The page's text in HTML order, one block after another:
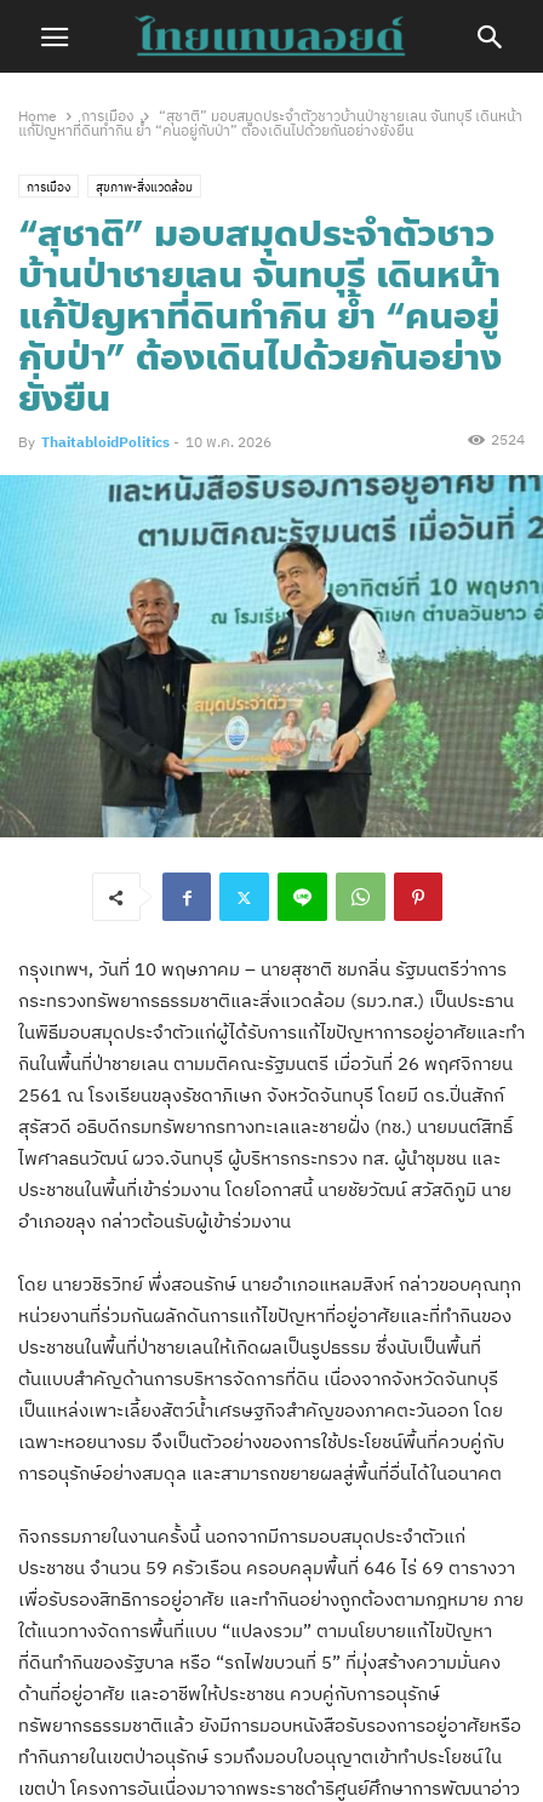
Home การเมือง
“สุชาติ” มอบสมุดประจำตัวชาวบ้านป่าชายเลน จันทบุรี เดินหน้า
แก้ปัญหาที่ดินทำกิน ย้ำ “คนอยู่กับป่า” ต้องเดินไปด้วยกันอย่างยั่งยืน
การเมือง สุขภาพ-สิ่งแวดล้อม
“สุชาติ” มอบสมุดประจำตัวชาว
บ้านป่าชายเลน จันทบุรี เดินหน้า
แก้ปัญหาที่ดินทำกิน ย้ำ “คนอยู่
กับป่า” ต้องเดินไปด้วยกันอย่าง
ยั่งยืน
By ThaitabloidPolitics - 10 พ.ค. 2026 2524
กรุงเทพฯ, วันที่ 10 พฤษภาคม – นายสุชาติ ชมกลิ่น รัฐมนตรีว่าการ
กระทรวงทรัพยากรธรรมชาติและสิ่งแวดล้อม (รมว.ทส.) เป็นประธาน
ในพิธีมอบสมุดประจำตัวแก่ผู้ได้รับการแก้ไขปัญหาการอยู่อาศัยและทำ
กินในพื้นที่ป่าชายเลน ตามมติคณะรัฐมนตรี เมื่อวันที่ 26 พฤศจิกายน
2561 ณ โรงเรียนขลุงรัชดาภิเษก จังหวัดจันทบุรี โดยมี ดร.ปิ่นสักก์
สุรัสวดี อธิบดีกรมทรัพยากรทางทะเลและชายฝั่ง (ทช.) นายมนต์สิทธิ์
ไพศาลธนวัฒน์ ผวจ.จันทบุรี ผู้บริหารกระทรวง ทส. ผู้นำชุมชน และ
ประชาชนในพื้นที่เข้าร่วมงาน โดยโอกาสนี้ นายชัยวัฒน์ สวัสดิภูมิ นาย
อำเภอขลุง กล่าวต้อนรับผู้เข้าร่วมงาน
โดย นายวชิรวิทย์ พึ่งสอนรักษ์ นายอำเภอแหลมสิงห์ กล่าวขอบคุณทุก
หน่วยงานที่ร่วมกันผลักดันการแก้ไขปัญหาที่อยู่อาศัยและที่ทำกินของ
ประชาชนในพื้นที่ป่าชายเลนให้เกิดผลเป็นรูปธรรม ซึ่งนับเป็นพื้นที่
ต้นแบบสำคัญด้านการบริหารจัดการที่ดิน เนื่องจากจังหวัดจันทบุรี
เป็นแหล่งเพาะเลี้ยงสัตว์น้ำเศรษฐกิจสำคัญของภาคตะวันออก โดย
เฉพาะหอยนางรม จึงเป็นตัวอย่างของการใช้ประโยชน์พื้นที่ควบคู่กับ
การอนุรักษ์อย่างสมดุล และสามารถขยายผลสู่พื้นที่อื่นได้ในอนาคต
กิจกรรมภายในงานครั้งนี้ นอกจากมีการมอบสมุดประจำตัวแก่
ประชาชน จำนวน 59 ครัวเรือน ครอบคลุมพื้นที่ 646 ไร่ 69 ตารางวา
เพื่อรับรองสิทธิการอยู่อาศัย และทำกินอย่างถูกต้องตามกฎหมาย ภาย
ใต้แนวทางจัดการพื้นที่แบบ “แปลงรวม” ตามนโยบายแก้ไขปัญหา
ที่ดินทำกินของรัฐบาล หรือ “รถไฟขบวนที่ 5” ที่มุ่งสร้างความมั่นคง
ด้านที่อยู่อาศัย และอาชีพให้ประชาชน ควบคู่กับการอนุรักษ์
ทรัพยากรธรรมชาติแล้ว ยังมีการมอบหนังสือรับรองการอยู่อาศัยหรือ
ทำกินภายในเขตป่าอนุรักษ์ รวมถึงมอบใบอนุญาตเข้าทำประโยชน์ใน
เขตป่า โครงการอันเนื่องมาจากพระราชดำริศูนย์ศึกษาการพัฒนาอ่าว